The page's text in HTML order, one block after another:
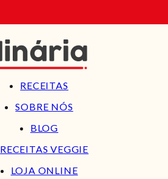
RECEITAS
SOBRE NÓS
BLOG
RECEITAS VEGGIE
LOJA ONLINE